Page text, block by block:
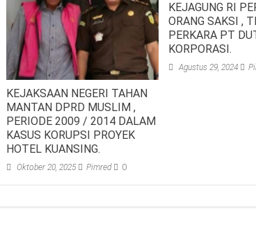
KEJAKSAAN NEGERI TAHAN
MANTAN DPRD MUSLIM ,
PERIODE 2009 / 2014 DALAM
KASUS KORUPSI PROYEK
HOTEL KUANSING.
Oktober 20, 2025 Pimred 0
KEJAGUNG RI
ORANG SAKSI ,
PERKARA PT
KORPORASI.
Agustus 29, 2024